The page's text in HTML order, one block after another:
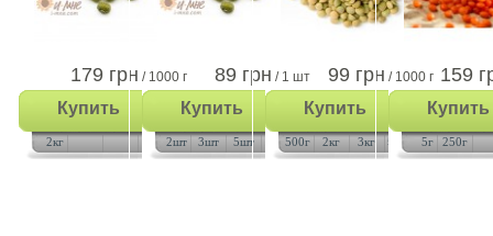
179 грн / 1000 г
Купить
2кг
89 грн / 1 шт
Купить
2шт 3шт 5шт 10шт
99 грн / 1000 г
Купить
500г 2кг 3кг 5кг
159
Купить
5г 250г